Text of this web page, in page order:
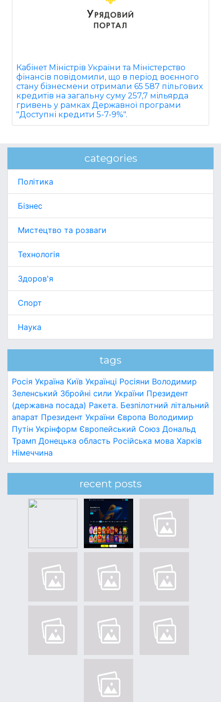
Кабінет Міністрів України та Міністерство
фінансів повідомили, що в період воєнного
стану бізнесмени отримали 65 587 пільгових
кредитів на загальну суму 257,7 мільярда
гривень у рамках Державної програми
"Доступні кредити 5-7-9%".
categories
Політика
Бізнес
Мистецтво та розваги
Технологія
Здоров'я
Спорт
Наука
tags
Росія Україна Київ Українці Росіяни Володимир
Зеленський Збройні сили України Президент
(державна посада) Ракета. Безпілотний літальний
апарат Президент України Європа Володимир
Путін Укрінформ Європейський Союз Дональд
Трамп Донецька область Російська мова Харків
Німеччина
recent posts